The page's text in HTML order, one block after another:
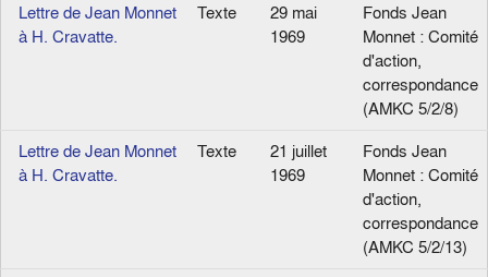
Lettre de Jean Monnet
à H. Cravatte.
Texte
29 mai
1969
Fonds Jean
Monnet : Comité
d'action,
correspondance
(AMKC 5/2/8)
Lettre de Jean Monnet
à H. Cravatte.
Texte
21 juillet
1969
Fonds Jean
Monnet : Comité
d'action,
correspondance
(AMKC 5/2/13)